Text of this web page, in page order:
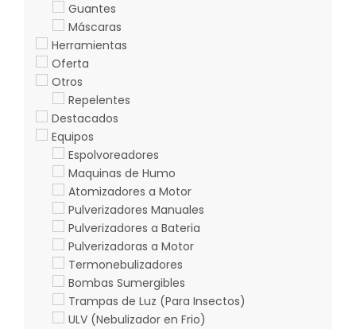
Guantes
Máscaras
Herramientas
Oferta
Otros
Repelentes
Destacados
Equipos
Espolvoreadores
Maquinas de Humo
Atomizadores a Motor
Pulverizadores Manuales
Pulverizadores a Bateria
Pulverizadoras a Motor
Termonebulizadores
Bombas Sumergibles
Trampas de Luz (Para Insectos)
ULV (Nebulizador en Frio)